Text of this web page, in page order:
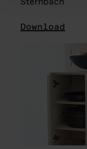
Download